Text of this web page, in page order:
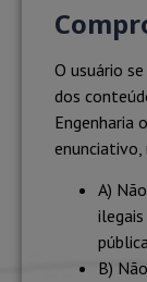
O usuário
dos
Engenharia
A)
B)